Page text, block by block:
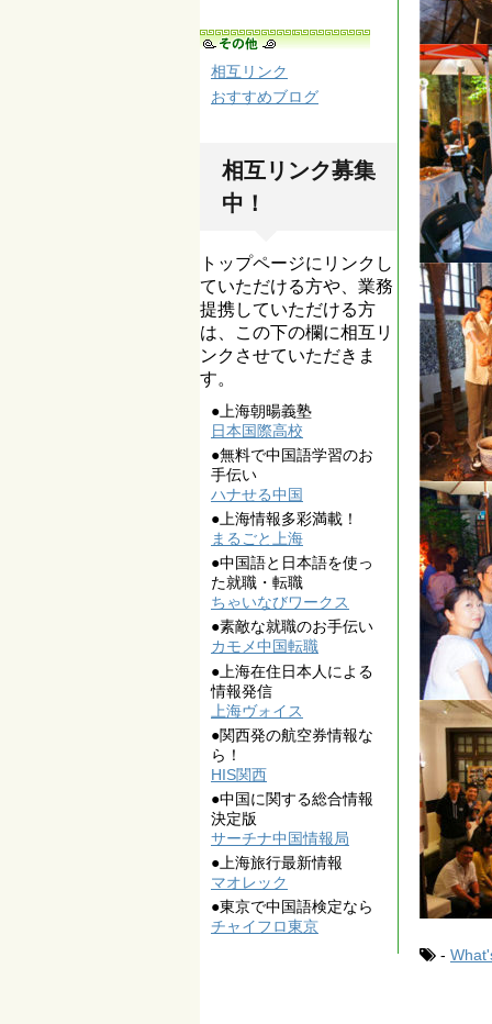
-
相互リンク
おすすめブログ
相互リンク募集
中！
トップページにリンクし
ていただける方や、業務
提携していただける方
は、この下の欄に相互リ
ンクさせていただきま
す。
●上海朝暘義塾
日本国際高校
●無料で中国語学習のお
手伝い
ハナせる中国
●上海情報多彩満載！
まるごと上海
●中国語と日本語を使っ
た就職・転職
ちゃいなびワークス
●素敵な就職のお手伝い
カモメ中国転職
●上海在住日本人による
情報発信
上海ヴォイス
●関西発の航空券情報な
ら！
HIS関西
●中国に関する総合情報
決定版
サーチナ中国情報局
●上海旅行最新情報
マオレック
●東京で中国語検定なら
チャイフロ東京